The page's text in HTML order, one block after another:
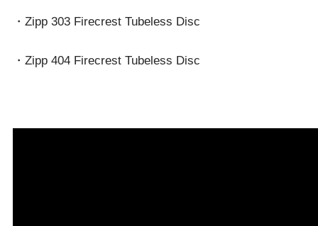
・Zipp 303 Firecrest Tubeless Disc
・Zipp 404 Firecrest Tubeless Disc